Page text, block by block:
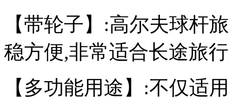
【带轮子】:高尔夫球杆
稳方便,非常适合长途旅
【多功能用途】:不仅适